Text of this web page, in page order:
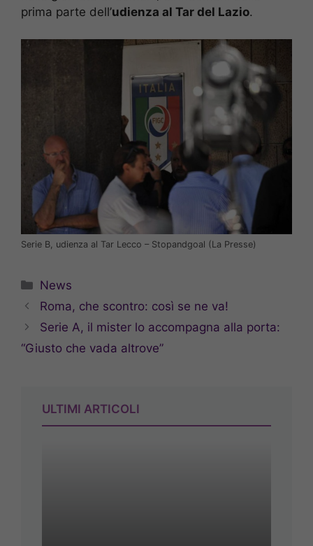
prima parte dell’udienza al Tar del Lazio.
Serie B, udienza al Tar Lecco – Stopandgoal (La Presse)
Categorie
News
Roma, che scontro: così se ne va!
Serie A, il mister lo accompagna alla porta:
“Giusto che vada altrove”
ULTIMI ARTICOLI